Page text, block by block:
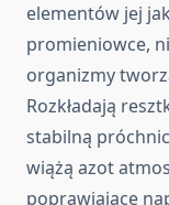
elementów jej
promieniowce,
organizmy
Rozkładają
stabilną
wiążą azot
poprawiające